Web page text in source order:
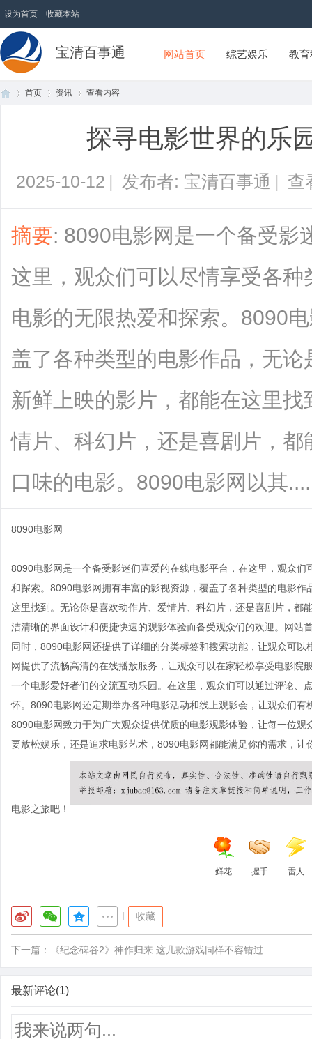
设为首页 收藏本站
宝清百事通 网站首页 综艺娱乐 教
首页 资讯 查看内容
探寻电影世界的
2025-10-12 | 发布者: 宝清百事通 | 查
摘要: 8090电影网是一个备受影
这里，观众们可以尽情享受各
电影的无限热爱和探索。8090
盖了各种类型的电影作品，无
新鲜上映的影片，都能在这里
情片、科幻片，还是喜剧片，
口味的电影。8090电影网以其
8090电影网
8090电影网是一个备受影迷们喜爱的在线电影平台，在这里，观众
和探索。8090电影网拥有丰富的影视资源，覆盖了各种类型的电影
这里找到。无论你是喜欢动作片、爱情片、科幻片，还是喜剧片，
洁清晰的界面设计和便捷快速的观影体验而备受观众们的欢迎。网站
同时，8090电影网还提供了详细的分类标签和搜索功能，让观众可
网提供了流畅高清的在线播放服务，让观众可以在家轻松享受电影
一个电影爱好者们的交流互动乐园。在这里，观众们可以通过评论、
怀。8090电影网还定期举办各种电影活动和线上观影会，让观众们
8090电影网致力于为广大观众提供优质的电影观影体验，让每一位
要放松娱乐，还是追求电影艺术，8090电影网都能满足你的需求，
电影之旅吧！
鲜花 握手 雷人
收藏
下一篇： 《纪念碑谷2》神作归来 这几款游戏同样不容错过
最新评论(1)